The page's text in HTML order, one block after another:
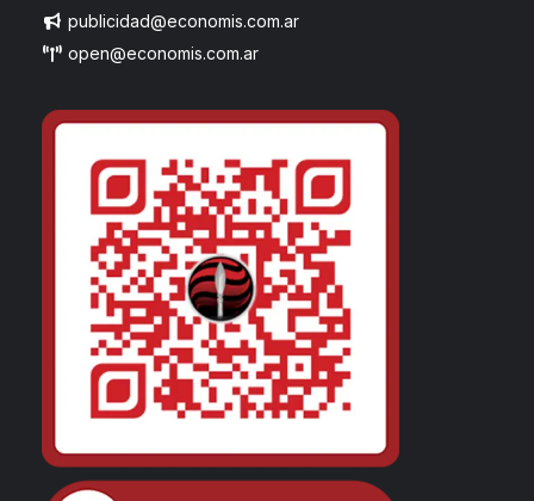
publicidad@economis.com.ar
open@economis.com.ar